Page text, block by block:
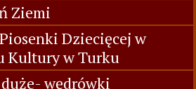
Ziemi
Dziecięcej w
Kultury w Turku
duże- wędrówki